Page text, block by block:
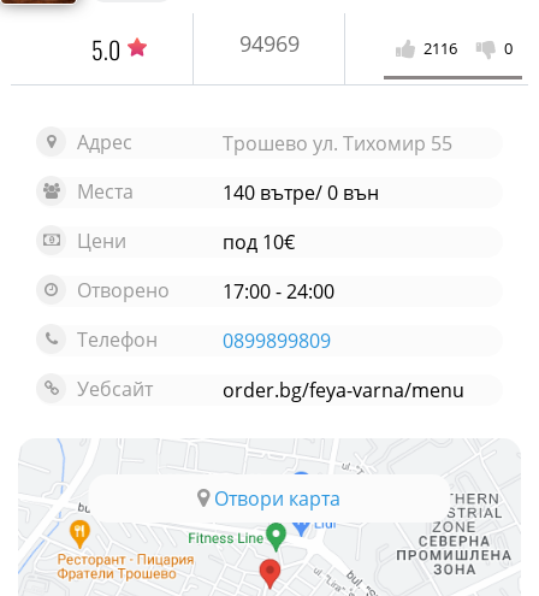
5.0 94969 2116 0
Адрес
Трошево ул. Тихомир 55
Места
140 вътре/ 0 вън
Цени
под 10€
Отворено
17:00 - 24:00
Телефон
0899899809
Уебсайт
order.bg/feya-varna/menu
Отвори карта